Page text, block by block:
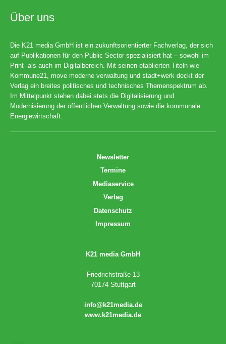
Über uns
Die K21 media GmbH ist ein zukunftsorientierter Fachverlag, der sich
auf Publikationen für den Public Sector spezialisiert hat – sowohl im
Print- als auch im Digitalbereich. Mit seinen etablierten Titeln wie
Kommune21, move moderne verwaltung und stadt+werk deckt der
Verlag ein breites politisches und technisches Themenspektrum ab.
Im Mittelpunkt stehen dabei stets die Digitalisierung und
Modernisierung der öffentlichen Verwaltung sowie die kommunale
Energiewirtschaft.
Newsletter
Termine
Mediaservice
Verlag
Datenschutz
Impressum
K21 media GmbH
Friedrichstraße 13
70174 Stuttgart
info@k21media.de
www.k21media.de